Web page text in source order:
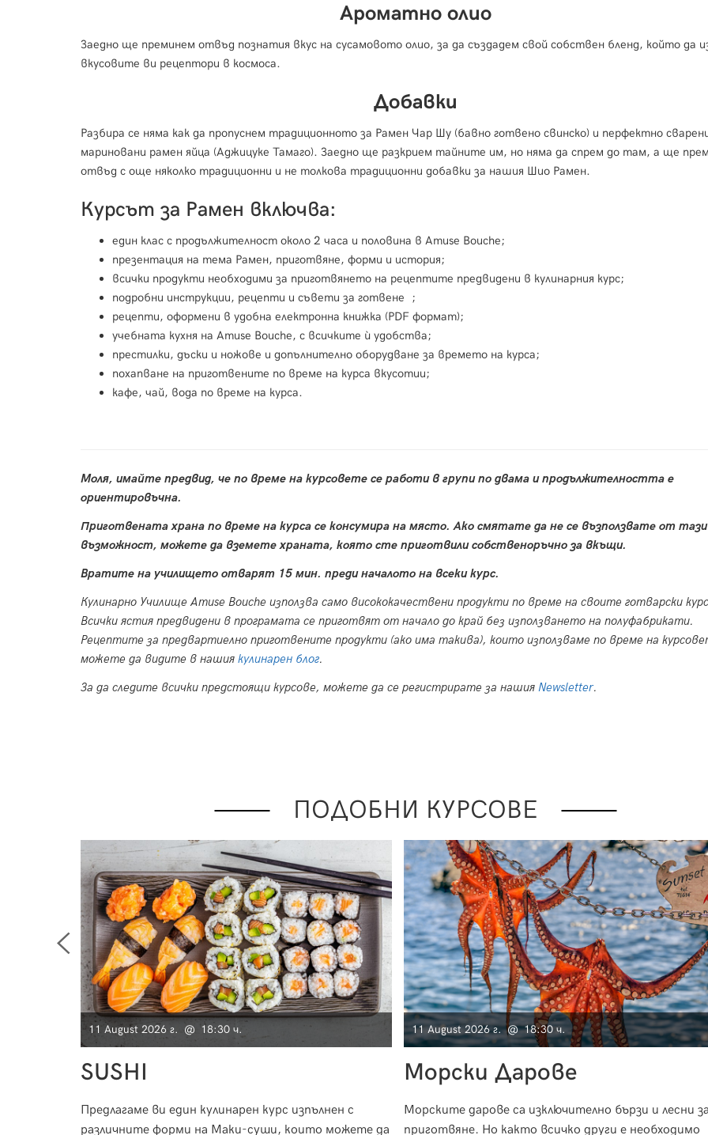
Ароматно олио
Заедно ще преминем отвъд познатия вкус на сусамовото олио, за да създадем свой собствен бленд, който да
вкусовите ви рецептори в космоса.
Добавки
Разбира се няма как да пропуснем традиционното за Рамен Чар Шу (бавно готвено свинско) и перфектно
мариновани рамен яйца (Аджицуке Тамаго). Заедно ще разкрием тайните им, но няма да спрем до там, а ще
отвъд с още няколко традиционни и не толкова традиционни добавки за нашия Шио Рамен.
Курсът за Рамен включва:
един клас с продължителност около 2 часа и половина в Amuse Bouche;
презентация на тема Рамен, приготвяне, форми и история;
всички продукти необходими за приготвянето на рецептите предвидени в кулинарния курс;
подробни инструкции, рецепти и съвети за готвене ;
рецепти, оформени в удобна електронна книжка (PDF формат);
учебната кухня на Amuse Bouche, с всичките ѝ удобства;
престилки, дъски и ножове и допълнително оборудване за времето на курса;
похапване на приготвените по време на курса вкусотии;
кафе, чай, вода по време на курса.
Моля, имайте предвид, че по време на курсовете се работи в групи по двама и продължителността е
ориентировъчна.
Приготвената храна по време на курса се консумира на място. Ако смятате да не се възползвате от тази
възможност, можете да вземете храната, която сте приготвили собственоръчно за вкъщи.
Вратите на училището отварят 15 мин. преди началото на всеки курс.
Кулинарно Училище Amuse Bouche използва само висококачествени продукти по време на своите готварски
Всички ястия предвидени в програмата се приготвят от начало до край без използването на полуфабрикати.
Рецептите за предвартиелно приготвените продукти (ако има такива), които използваме по време на
можете да видите в нашия кулинарен блог.
За да следите всички предстоящи курсове, можете да се регистрирате за нашия Newsletter.
ПОДОБНИ КУРСОВЕ
11 August 2026 г. @ 18:30 ч.
SUSHI
Предлагаме ви един кулинарен курс изпълнен с
различните форми на Маки-суши, които можете да
11 August 2026 г. @ 18:30 ч.
Морски Дарове
Морските дарове са изключително бързи и лесни за
приготвяне. Но както всичко други е необходимо